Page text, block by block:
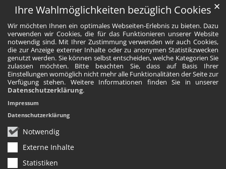
Ihre Wahlmöglichkeiten bezüglich Cookies
Wir möchten Ihnen ein optimales Webseiten-Erlebnis zu bieten. Dazu
verwenden wir Cookies, die für das Funktionieren unserer Website
notwendig sind. Mit Ihrer Zustimmung verwenden wir auch Cookies,
die zur Anzeige externer Inhalte oder zu anonymen Statistikzwecken
genutzt werden. Sie können selbst entscheiden, welche Kategorien Sie
zulassen möchten. Bitte beachten Sie, dass auf Basis Ihrer
Einstellungen womöglich nicht mehr alle Funktionalitäten der Seite zur
Verfügung stehen. Weitere Informationen finden Sie in unserer
Datenschutzerklärung.
Notwendig
Externe Inhalte
Statistiken
✕
Impressum
Datenschutzerklärung